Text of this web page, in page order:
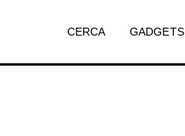
CERCA GADGETS